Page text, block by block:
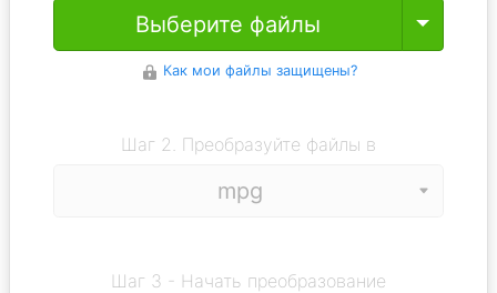
Выберите файлы Toggle
Как мои файлы защищены?
Шаг 2. Преобразуйте файлы в
Шаг 3 - Начать преобразование